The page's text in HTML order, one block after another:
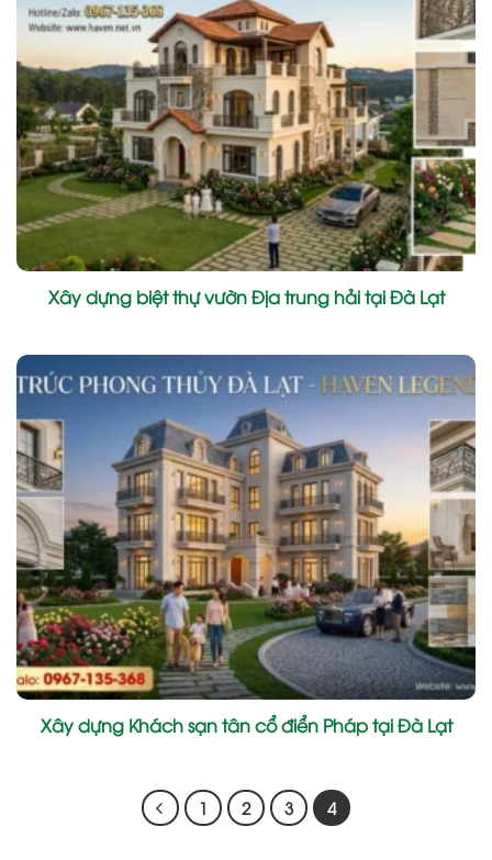
Xây dựng biệt thự vườn Địa trung hải tại Đà Lạt
Xây dựng Khách sạn tân cổ điển Pháp tại Đà Lạt
1 2 3 4